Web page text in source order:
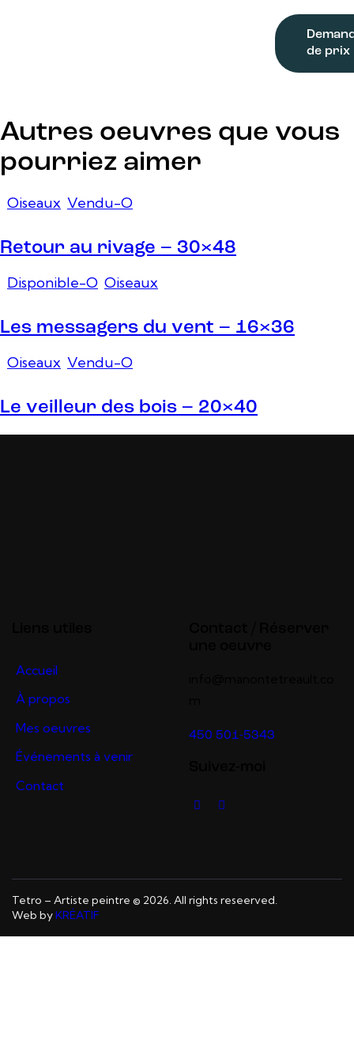
de prix
Autres oeuvres que vous
pourriez aimer
Oiseaux Vendu-O
Retour au rivage – 30×48
Disponible-O Oiseaux
Les messagers du vent – 16×36
Oiseaux Vendu-O
Le veilleur des bois – 20×40
Accueil
À propos
Mes oeuvres
Événements à venir
Contact
450 501-5343
Tetro – Artiste peintre © 2026. All rights reseerved.
Web byKRÉATIF